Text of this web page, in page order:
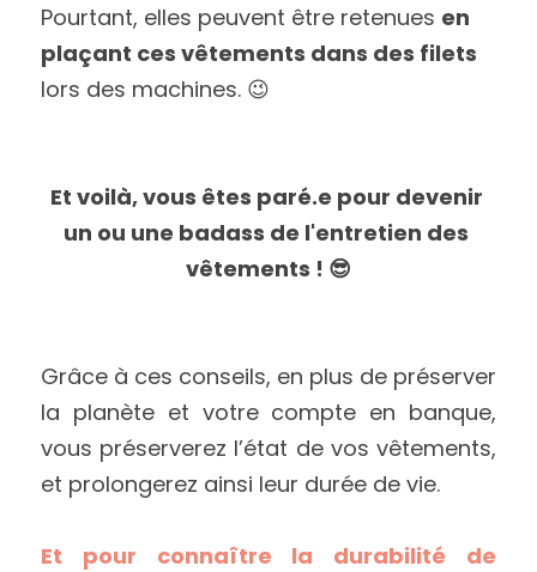
Pourtant, elles peuvent être retenues en
plaçant ces vêtements dans des filets
lors des machines. 😉
Et voilà, vous êtes paré.e pour devenir
un ou une badass de l'entretien des
vêtements ! 😎
Grâce à ces conseils, en plus de préserver
la planète et votre compte en banque,
vous préserverez l’état de vos vêtements,
et prolongerez ainsi leur durée de vie.
Et pour connaître la durabilité de